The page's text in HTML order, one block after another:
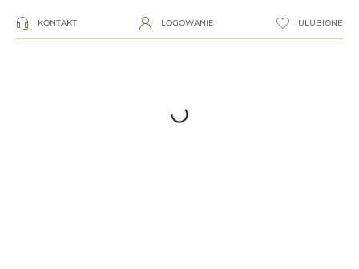
KONTAKT LOGOWANIE ULUBIONE